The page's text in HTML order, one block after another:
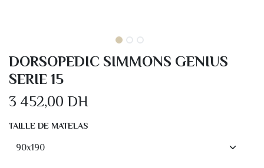
DORSOPEDIC SIMMONS GENIUS
SERIE 15
3 452,00 DH
TAILLE DE MATELAS